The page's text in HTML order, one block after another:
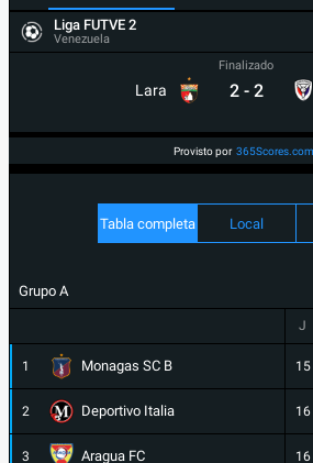
Liga FUTVE 2
Venezuela
Lara
Finalizado
2 - 2
Provisto por 365Scores.com
Tabla completa Local
Grupo A
J
1 Monagas SC B 15
2 Deportivo Italia 16
3 Aragua FC 16